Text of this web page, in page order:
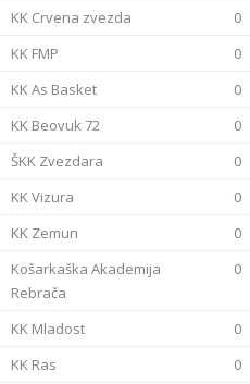
KK Crvena zvezda
0
KK FMP
0
KK As Basket
0
KK Beovuk 72
0
ŠKK Zvezdara
0
KK Vizura
0
KK Zemun
0
Košarkaška Akademija
Rebrača
0
KK Mladost 0
KK Ras
0